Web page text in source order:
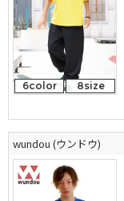
6color 8size
wundou (ウンドウ)